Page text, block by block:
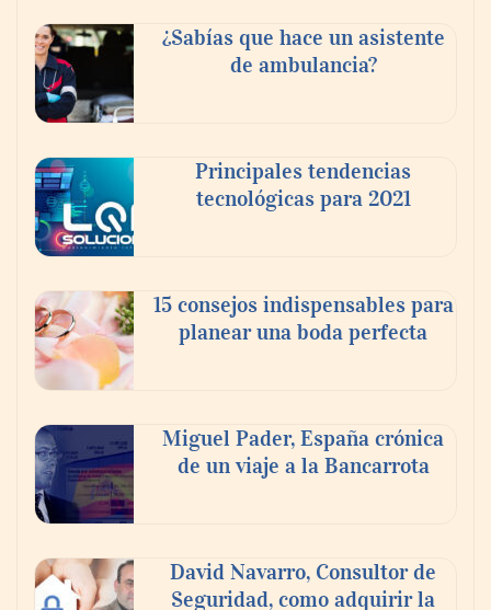
Martín Mingorance Abogados consolida su
posición como despacho de abogados
Málaga de referencia para empresas y
¿Sabías que hace un asistente
de ambulancia?
Principales tendencias
tecnológicas para 2021
15 consejos indispensables para
planear una boda perfecta
Miguel Pader, España crónica
de un viaje a la Bancarrota
David Navarro, Consultor de
Seguridad, como adquirir la